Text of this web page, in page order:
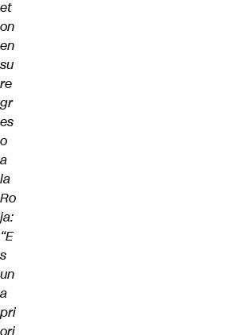
et
on
en
su
re
gr
es
o
a
la
Ro
ja:
“E
s
un
a
pri
ori